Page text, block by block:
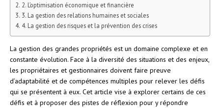
2. L’optimisation économique et financière
3. La gestion des relations humaines et sociales
4. La gestion des risques et la prévention des crises
La gestion des grandes propriétés est un domaine complexe et en
constante évolution. Face à la diversité des situations et des enjeux,
les propriétaires et gestionnaires doivent faire preuve
d’adaptabilité et de compétences multiples pour relever les défis
qui se présentent à eux. Cet article vise à explorer certains de ces
défis et à proposer des pistes de réflexion pour y répondre